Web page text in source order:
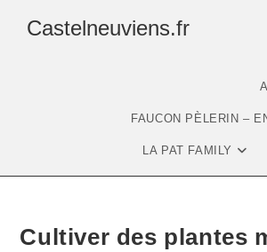
Castelneuviens.fr
FAUCON PÈLERIN –
LA PAT FAMILY
Cultiver des plantes